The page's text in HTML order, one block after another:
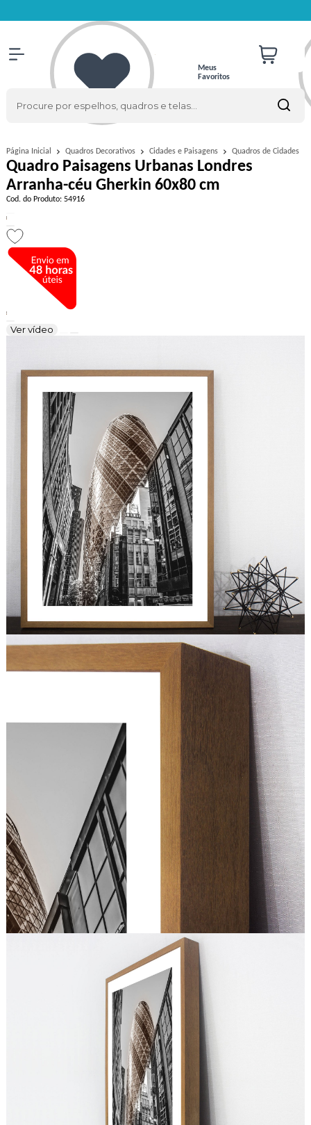
Meus
Favoritos
Página Inicial Quadros Decorativos Cidades e Paisagens Quadros de Cidades
Quadro Paisagens Urbanas Londres
Arranha-céu Gherkin 60x80 cm
Cod. do Produto: 54916
Ver vídeo